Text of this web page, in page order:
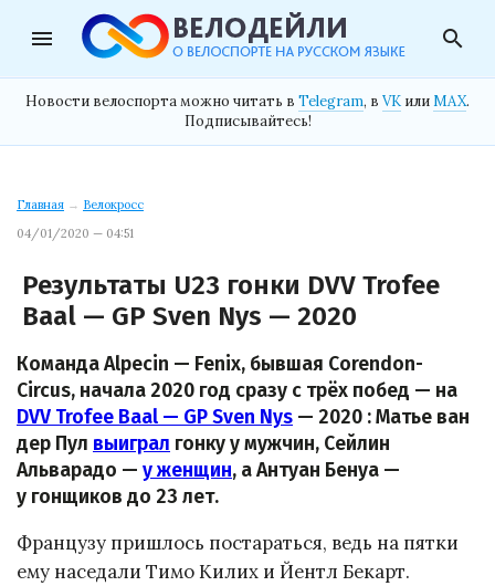
menu search
Новости велоспорта можно читать в Telegram, в VK илиMAX.
Подписывайтесь!
Главная → Велокросс
04/01/2020 — 04:51
Результаты U23 гонки DVV Trofee
Baal — GP Sven Nys — 2020
Команда Alpecin — Fenix, бывшая Corendon-
Circus, начала 2020 год сразу с трёх побед — на
DVV Trofee Baal — GP Sven Nys — 2020 : Матье ван
дер Пул выиграл гонку у мужчин, Сейлин
Альварадо — у женщин, а Антуан Бенуа —
у гонщиков до 23 лет.
Французу пришлось постараться, ведь на пятки
ему наседали Тимо Килих и Йентл Бекарт.